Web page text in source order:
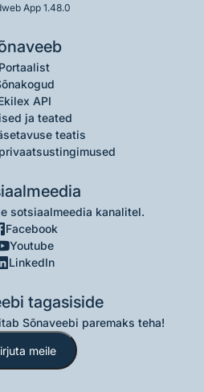
App 1.48.0
Portaalist
API
ja teated
teatis
sotsiaalmeedia kanalitel.
Facebook
Youtube
LinkedIn
tagasiside
Sõnaveebi paremaks teha!
meile